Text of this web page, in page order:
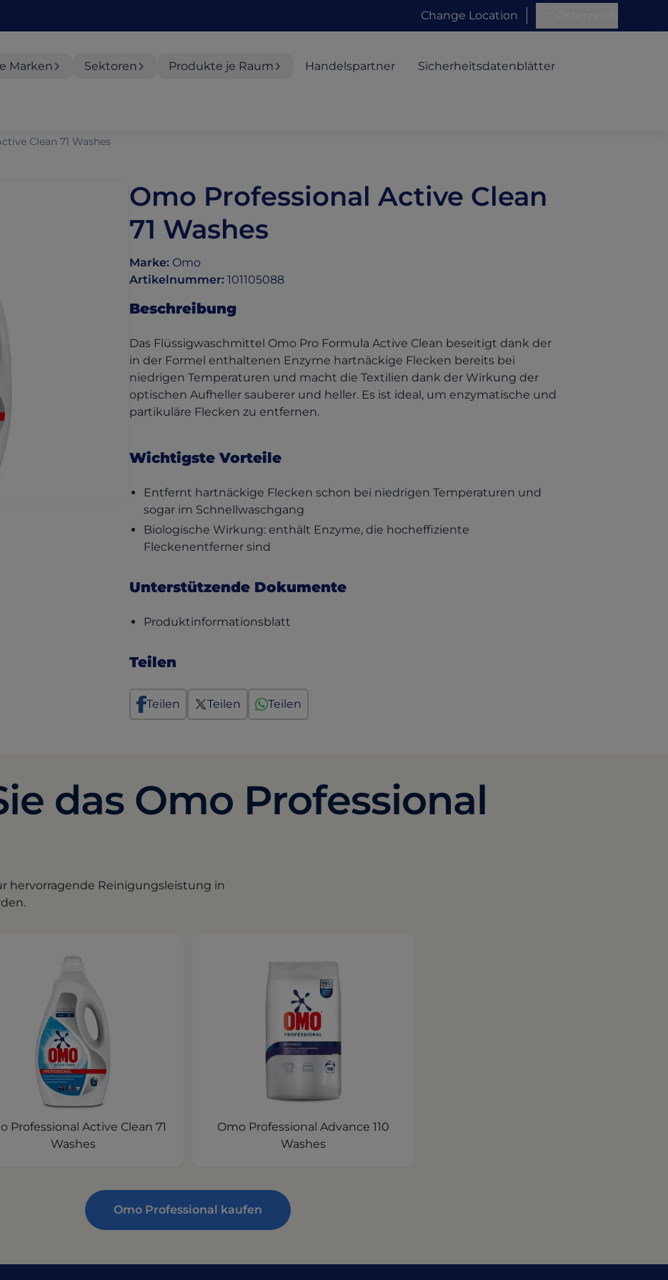
Change Location
Marken Sektoren Produkte je Raum Handelspartner Sicherheitsdatenblätter
Clean 71 Washes
Omo Professional Active Clean
71 Washes
Marke: Omo
Artikelnummer: 101105088
Beschreibung
Das Flüssigwaschmittel Omo Pro Formula Active Clean beseitigt dank der
in der Formel enthaltenen Enzyme hartnäckige Flecken bereits bei
niedrigen Temperaturen und macht die Textilien dank der Wirkung der
optischen Aufheller sauberer und heller. Es ist ideal, um enzymatische und
partikuläre Flecken zu entfernen.
Wichtigste Vorteile
Entfernt hartnäckige Flecken schon bei niedrigen Temperaturen und
sogar im Schnellwaschgang
Biologische Wirkung: enthält Enzyme, die hocheffiziente
Fleckenentferner sind
Unterstützende Dokumente
Produktinformationsblatt
Teilen
Teilen Teilen Teilen
das Omo Professional
hervorragende Reinigungsleistung in
Professional Active Clean 71
Washes
Omo Professional Advance 110
Washes
Omo Professional kaufen